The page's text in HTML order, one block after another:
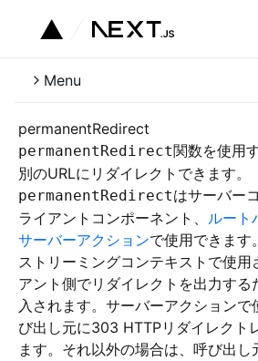
Menu
permanentRedirect
permanentRedirect関数を使用
別のURLにリダイレクトできます。
permanentRedirectはサーバー
ライアントコンポーネント、 ルート
サーバーアクションで使用できます。
ストリーミングコンテキストで使用
アント側でリダイレクトを出力する
入されます。サーバーアクション
び出し元に303 HTTPリダイレクト
ます。それ以外の場合は、呼び出し